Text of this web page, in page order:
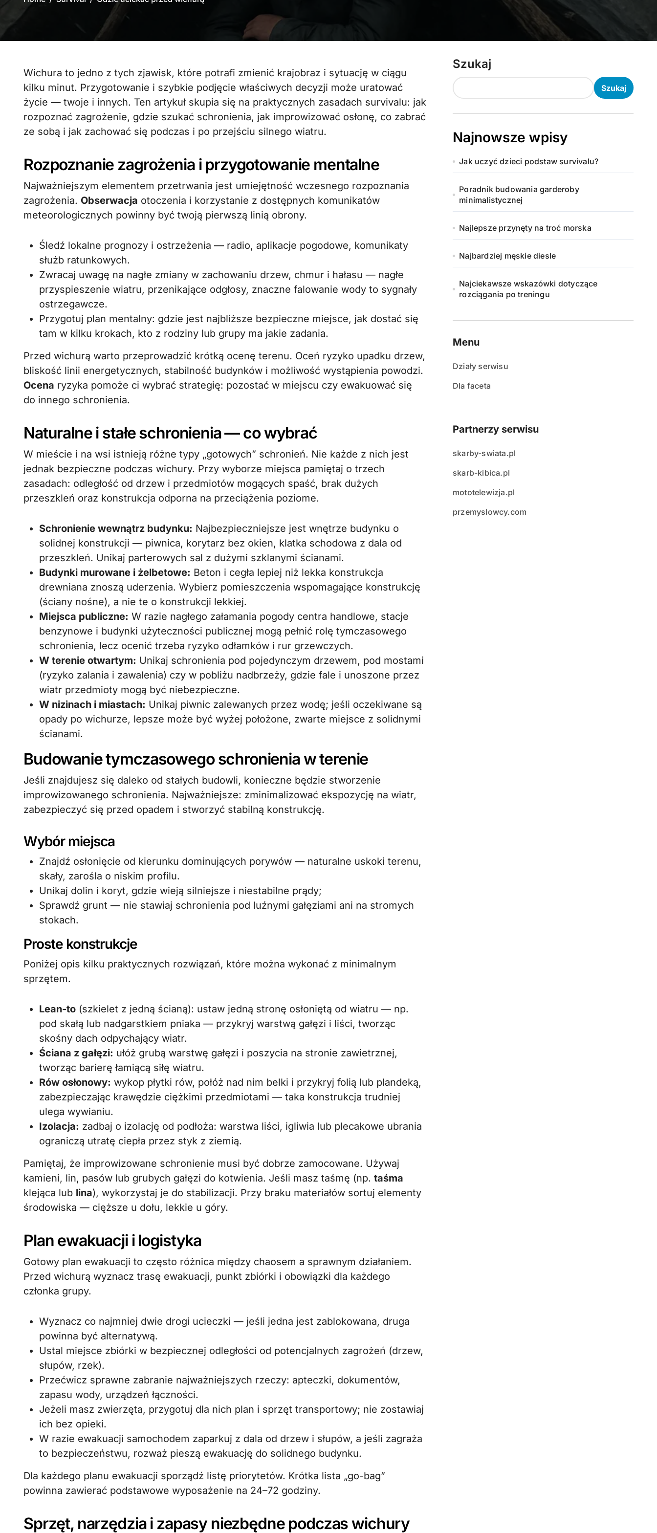
Wichura to jedno z tych zjawisk, które potrafi zmienić krajobraz i sytuację w ciągu
kilku minut. Przygotowanie i szybkie podjęcie właściwych decyzji może uratować
życie — twoje i innych. Ten artykuł skupia się na praktycznych zasadach survivalu: jak
rozpoznać zagrożenie, gdzie szukać schronienia, jak improwizować osłonę, co zabrać
ze sobą i jak zachować się podczas i po przejściu silnego wiatru.
Rozpoznanie zagrożenia i przygotowanie mentalne
Najważniejszym elementem przetrwania jest umiejętność wczesnego rozpoznania
zagrożenia. Obserwacja otoczenia i korzystanie z dostępnych komunikatów
meteorologicznych powinny być twoją pierwszą linią obrony.
Śledź lokalne prognozy i ostrzeżenia — radio, aplikacje pogodowe, komunikaty
służb ratunkowych.
Zwracaj uwagę na nagłe zmiany w zachowaniu drzew, chmur i hałasu — nagłe
przyspieszenie wiatru, przenikające odgłosy, znaczne falowanie wody to sygnały
ostrzegawcze.
Przygotuj plan mentalny: gdzie jest najbliższe bezpieczne miejsce, jak dostać się
tam w kilku krokach, kto z rodziny lub grupy ma jakie zadania.
Przed wichurą warto przeprowadzić krótką ocenę terenu. Oceń ryzyko upadku drzew,
bliskość linii energetycznych, stabilność budynków i możliwość wystąpienia powodzi.
Ocena ryzyka pomoże ci wybrać strategię: pozostać w miejscu czy ewakuować się
do innego schronienia.
Naturalne i stałe schronienia — co wybrać
W mieście i na wsi istnieją różne typy „gotowych” schronień. Nie każde z nich jest
jednak bezpieczne podczas wichury. Przy wyborze miejsca pamiętaj o trzech
zasadach: odległość od drzew i przedmiotów mogących spaść, brak dużych
przeszkleń oraz konstrukcja odporna na przeciążenia poziome.
Schronienie wewnątrz budynku: Najbezpieczniejsze jest wnętrze budynku o
solidnej konstrukcji — piwnica, korytarz bez okien, klatka schodowa z dala od
przeszkleń. Unikaj parterowych sal z dużymi szklanymi ścianami.
Budynki murowane i żelbetowe: Beton i cegła lepiej niż lekka konstrukcja
drewniana znoszą uderzenia. Wybierz pomieszczenia wspomagające konstrukcję
(ściany nośne), a nie te o konstrukcji lekkiej.
Miejsca publiczne: W razie nagłego załamania pogody centra handlowe, stacje
benzynowe i budynki użyteczności publicznej mogą pełnić rolę tymczasowego
schronienia, lecz ocenić trzeba ryzyko odłamków i rur grzewczych.
W terenie otwartym: Unikaj schronienia pod pojedynczym drzewem, pod mostami
(ryzyko zalania i zawalenia) czy w pobliżu nadbrzeży, gdzie fale i unoszone przez
wiatr przedmioty mogą być niebezpieczne.
W nizinach i miastach: Unikaj piwnic zalewanych przez wodę; jeśli oczekiwane są
opady po wichurze, lepsze może być wyżej położone, zwarte miejsce z solidnymi
ścianami.
Budowanie tymczasowego schronienia w terenie
Jeśli znajdujesz się daleko od stałych budowli, konieczne będzie stworzenie
improwizowanego schronienia. Najważniejsze: zminimalizować ekspozycję na wiatr,
zabezpieczyć się przed opadem i stworzyć stabilną konstrukcję.
Wybór miejsca
Znajdź osłonięcie od kierunku dominujących porywów — naturalne uskoki terenu,
skały, zarośla o niskim profilu.
Unikaj dolin i koryt, gdzie wieją silniejsze i niestabilne prądy;
Sprawdź grunt — nie stawiaj schronienia pod luźnymi gałęziami ani na stromych
stokach.
Proste konstrukcje
Poniżej opis kilku praktycznych rozwiązań, które można wykonać z minimalnym
sprzętem.
Lean-to (szkielet z jedną ścianą): ustaw jedną stronę osłoniętą od wiatru — np.
pod skałą lub nadgarstkiem pniaka — przykryj warstwą gałęzi i liści, tworząc
skośny dach odpychający wiatr.
Ściana z gałęzi: ułóż grubą warstwę gałęzi i poszycia na stronie zawietrznej,
tworząc barierę łamiącą siłę wiatru.
Rów osłonowy: wykop płytki rów, połóż nad nim belki i przykryj folią lub plandeką,
zabezpieczając krawędzie ciężkimi przedmiotami — taka konstrukcja trudniej
ulega wywianiu.
Izolacja: zadbaj o izolację od podłoża: warstwa liści, igliwia lub plecakowe ubrania
ograniczą utratę ciepła przez styk z ziemią.
Pamiętaj, że improwizowane schronienie musi być dobrze zamocowane. Używaj
kamieni, lin, pasów lub grubych gałęzi do kotwienia. Jeśli masz taśmę (np. taśma
klejąca lub lina), wykorzystaj je do stabilizacji. Przy braku materiałów sortuj elementy
środowiska — cięższe u dołu, lekkie u góry.
Plan ewakuacji i logistyka
Gotowy plan ewakuacji to często różnica między chaosem a sprawnym działaniem.
Przed wichurą wyznacz trasę ewakuacji, punkt zbiórki i obowiązki dla każdego
członka grupy.
Wyznacz co najmniej dwie drogi ucieczki — jeśli jedna jest zablokowana, druga
powinna być alternatywą.
Ustal miejsce zbiórki w bezpiecznej odległości od potencjalnych zagrożeń (drzew,
słupów, rzek).
Przećwicz sprawne zabranie najważniejszych rzeczy: apteczki, dokumentów,
zapasu wody, urządzeń łączności.
Jeżeli masz zwierzęta, przygotuj dla nich plan i sprzęt transportowy; nie zostawiaj
ich bez opieki.
W razie ewakuacji samochodem zaparkuj z dala od drzew i słupów, a jeśli zagraża
to bezpieczeństwu, rozważ pieszą ewakuację do solidnego budynku.
Dla każdego planu ewakuacji sporządź listę priorytetów. Krótka lista „go-bag”
powinna zawierać podstawowe wyposażenie na 24–72 godziny.
Sprzęt, narzędzia i zapasy niezbędne podczas wichury
Szukaj
Szukaj
Najnowsze wpisy
Jak uczyć dzieci podstaw survivalu?
Poradnik budowania garderoby
minimalistycznej
Najlepsze przynęty na troć morska
Najbardziej męskie diesle
Najciekawsze wskazówki dotyczące
rozciągania po treningu
Menu
Działy serwisu
Dla faceta
Partnerzy serwisu
skarby-swiata.pl
skarb-kibica.pl
mototelewizja.pl
przemyslowcy.com